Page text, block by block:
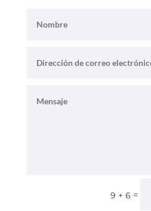
9 + 6 =